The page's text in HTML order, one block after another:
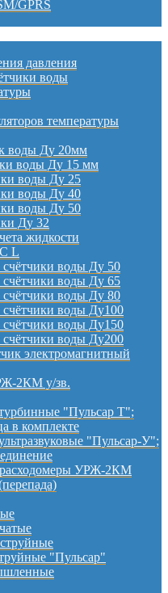
GPRS
давления
воды
температуры
воды Ду 20мм
воды Ду 15 мм
воды Ду 25
воды Ду 40
воды Ду 50
Ду 32
жидкости
L
воды Ду 50
воды Ду 65
воды Ду 80
воды Ду100
воды Ду150
воды Ду200
электромагнитный
2КМ у/зв.
"Пульсар Т";
в комплекте
"Пульсар-У";
расходомеры УРЖ-2КМ
"Пульсар"